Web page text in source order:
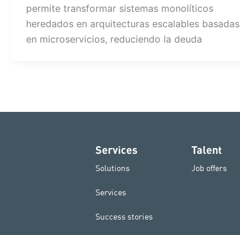
permite transformar sistemas monolíticos
heredados en arquitecturas escalables basadas
en microservicios, reduciendo la deuda
Services
Solutions
Services
Success stories
Talent
Job offers